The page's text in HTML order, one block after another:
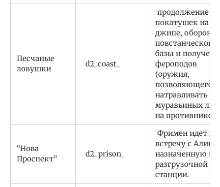
Песчаные
ловушки
d2_coast_
продолжение
покатушек на
джипе, оборона
повстанческой
базы и
фероподов
(оружия,
позволяющего
натравливать
муравьиных
на
“Нова
Проспект”
d2_prison_
Фримен идет на
встречу с Аликс,
назначенную на
разгрузочной
станции.